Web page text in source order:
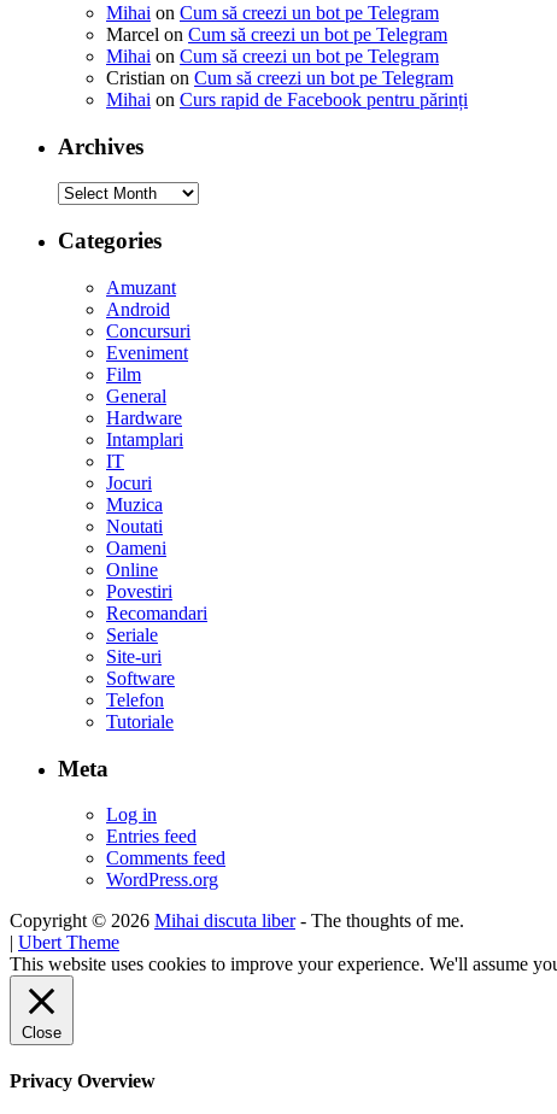
Mihai on Cum să creezi un bot pe Telegram
Marcel on Cum să creezi un bot pe Telegram
Mihai on Cum să creezi un bot pe Telegram
Cristian on Cum să creezi un bot pe Telegram
Mihai on Curs rapid de Facebook pentru părinți
Archives
Archives
Categories
Amuzant
Android
Concursuri
Eveniment
Film
General
Hardware
Intamplari
IT
Jocuri
Muzica
Noutati
Oameni
Online
Povestiri
Recomandari
Seriale
Site-uri
Software
Telefon
Tutoriale
Meta
Log in
Entries feed
Comments feed
WordPress.org
Copyright © 2026 Mihai discuta liber- The thoughts of me.
| Ubert Theme
This website uses cookies to improve your experience. We'll assume
Close
Privacy Overview